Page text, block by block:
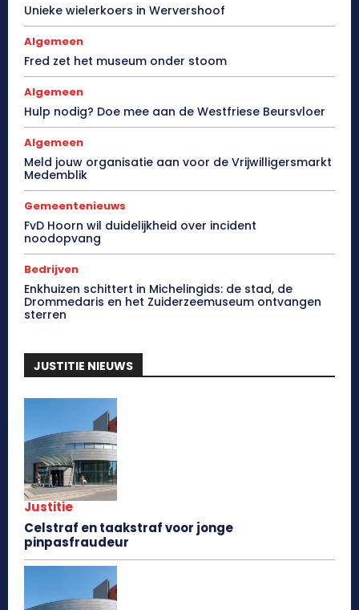
Unieke wielerkoers in Wervershoof
Algemeen
Fred zet het museum onder stoom
Algemeen
Hulp nodig? Doe mee aan de Westfriese Beursvloer
Algemeen
Meld jouw organisatie aan voor de Vrijwilligersmarkt
Medemblik
Gemeentenieuws
FvD Hoorn wil duidelijkheid over incident
noodopvang
Bedrijven
Enkhuizen schittert in Michelingids: de stad, de
Drommedaris en het Zuiderzeemuseum ontvangen
sterren
JUSTITIE NIEUWS
Justitie
Celstraf en taakstraf voor jonge
pinpasfraudeur